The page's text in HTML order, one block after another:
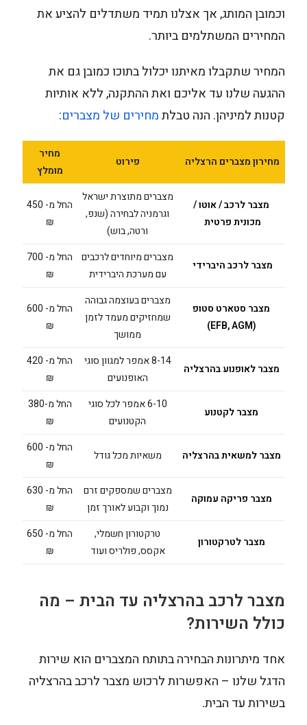
וכמובן המותג, אך אצלנו תמיד משתדלים להציע את
המחירים המשתלמים ביותר.
המחיר שתקבלו מאיתנו יכלול בתוכו כמובן גם את
ההגעה שלנו עד אליכם ואת ההתקנה, ללא אותיות
קטנות למיניהן. הנה טבלתמחירים של מצברים:
מחירון מצברים הרצליה פירוט
מחיר
מומלץ
מצבר לרכב / אוטו /
מכונית פרטית
מצברים מתוצרת ישראל
וגרמניה לבחירה (שנפ,
ורטה, בוש)
החל מ- 450
₪
מצבר לרכב היברידי
מצברים מיוחדים לרכבים
עם מערכת היברידית
החל מ- 700
₪
מצבר סטארט סטופ
(EFB, AGM)
מצברים בעוצמה גבוהה
שמחזיקים מעמד לזמן
ממושך
החל מ- 600
₪
מצבר לאופנוע בהרצליה
8-14 אמפר למגוון סוגי
האופנועים
החל מ- 420
₪
מצבר לקטנוע
6-10 אמפר לכל סוגי
הקטנועים
החל מ-380
₪
מצבר למשאית בהרצליה משאיות מכל גודל
החל מ- 600
₪
מצבר פריקה עמוקה
מצברים שמספקים זרם
נמוך וקבוע לאורך זמן
החל מ- 630
₪
מצבר לטרקטורון
טרקטורון חשמלי,
אקסס, פולריס ועוד
החל מ- 650
₪
מצבר לרכב בהרצליה עד הבית – מה
כולל השירות?
אחד מיתרונות הבחירה בתותח המצברים הוא שירות
הדגל שלנו – האפשרות לרכוש מצבר לרכב בהרצליה
בשירות עד הבית.